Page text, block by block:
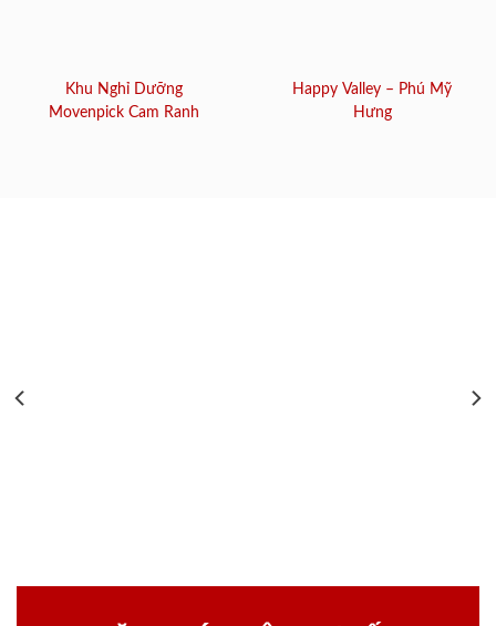
Khu Nghỉ Dưỡng
Movenpick Cam Ranh
Happy Valley – Phú Mỹ
Hưng